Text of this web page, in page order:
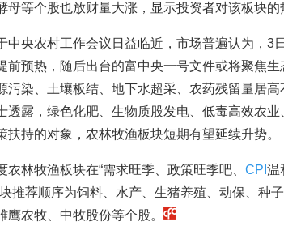
母等个股也放财量大涨，显示投资者对该板块的
中央农村工作会议日益临近，市场普遍认为，3
前预热，随后出台的富中央一号文件或将聚焦生
污染、土壤板结、地下水超采、农药残留量居高
透露，绿色化肥、生物质股发电、低毒高效农业
扶持的对象，农林牧渔板块短期有望延续升势。
农林牧渔板块在“需求旺季、政策旺季吧、 CPI 温
推荐顺序为饲料、水产、生猪养殖、动保、种
农牧、中牧股份等个股。